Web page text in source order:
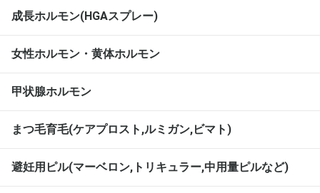
成長ホルモン(HGAスプレー)
女性ホルモン・黄体ホルモン
甲状腺ホルモン
まつ毛育毛(ケアプロスト,ルミガン,ビマト)
避妊用ピル(マーベロン,トリキュラー,中用量ピルなど)